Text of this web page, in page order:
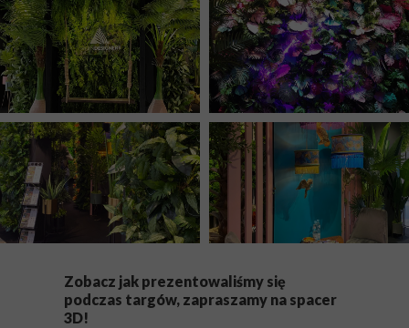
Zobacz jak prezentowaliśmy się
podczas targów, zapraszamy na spacer
3D!